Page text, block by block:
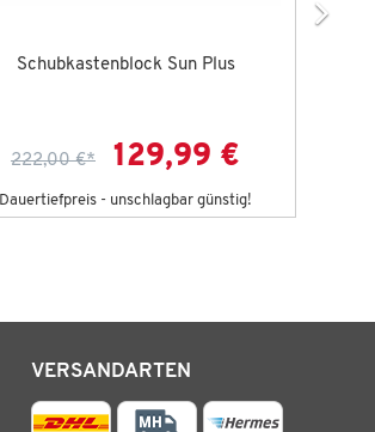
Schubkastenblock Sun Plus
222,00 €* 129,99 €
Dauertiefpreis - unschlagbar günstig!
VERSANDARTEN